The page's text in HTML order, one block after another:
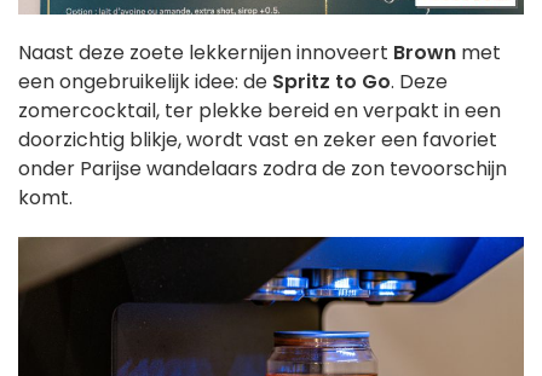
Naast deze zoete lekkernijen innoveert Brown met
een ongebruikelijk idee: de Spritz to Go. Deze
zomercocktail, ter plekke bereid en verpakt in een
doorzichtig blikje, wordt vast en zeker een favoriet
onder Parijse wandelaars zodra de zon tevoorschijn
komt.